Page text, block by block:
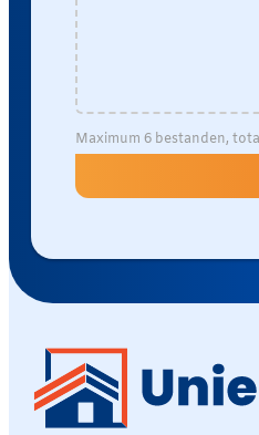
Maximum 6 bestanden,